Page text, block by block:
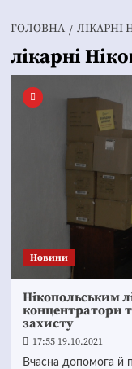
ГОЛОВНА ЛІКАРНІ
лікарні
Новини
Нікопольським
концентратори
захисту
17:55 19.10.2021
Вчасна допомога й